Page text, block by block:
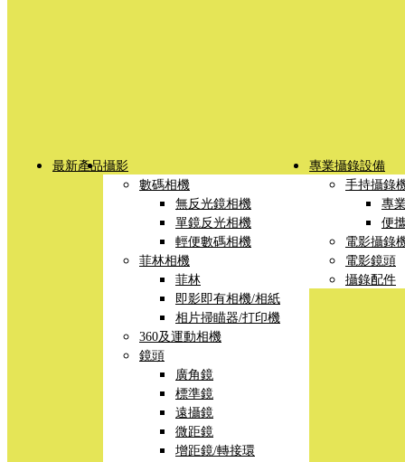
最新產品攝影
數碼相機
無反光鏡相機
單鏡反光相機
輕便數碼相機
菲林相機
菲林
即影即有相機/相紙
相片掃瞄器/打印機
360及運動相機
鏡頭
廣角鏡
標準鏡
遠攝鏡
微距鏡
增距鏡/轉接環
專業攝錄設備
手持攝錄
專
便
電影攝錄
電影鏡頭
攝錄配件